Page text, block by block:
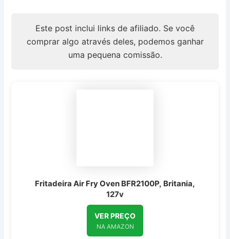
Este post inclui links de afiliado. Se você
comprar algo através deles, podemos ganhar
uma pequena comissão.
Fritadeira Air Fry Oven BFR2100P, Britania,
127v
VER PREÇO
NA AMAZON